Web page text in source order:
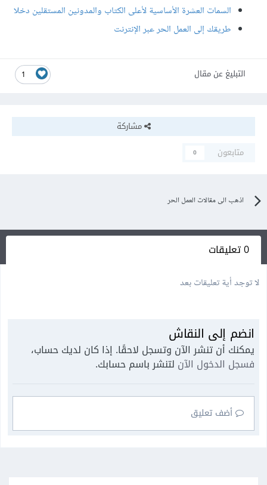
السمات العشرة الأساسية لأعلى الكتاب والمدونين المستقلين دخلا
طريقك إلى العمل الحر عبر الإنترنت
1 التبليغ عن مقال
مشاركة
متابعون
0
اذهب الى مقالات العمل الحر
0 تعليقات
لا توجد أية تعليقات بعد
انضم إلى النقاش
يمكنك أن تنشر الآن وتسجل لاحقًا. إذا كان لديك حساب،
فسجل الدخول الآن لتنشر باسم حسابك.
أضف تعليق